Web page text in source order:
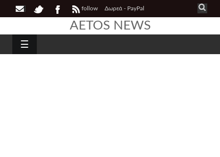
follow Δωρεά - PayPal
AETOS NEWS
☰